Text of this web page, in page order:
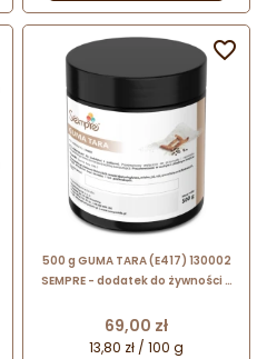
500 g GUMA TARA (E417) 130002
SEMPRE - dodatek do żywności o
stabilizujących
Cena
69,00 zł
13,80 zł / 100 g
